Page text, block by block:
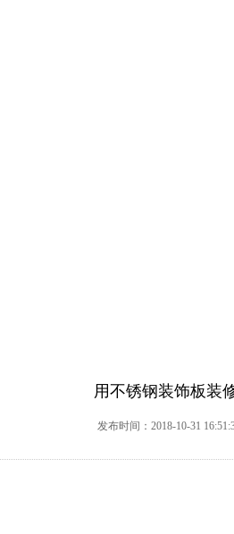
用不锈钢装饰板装
发布时间：2018-10-31